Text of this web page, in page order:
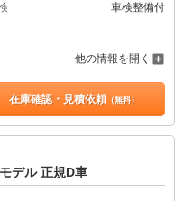
車検整備付
他の情報を開く
在庫確認・見積依頼（無料）
デル 正規D車